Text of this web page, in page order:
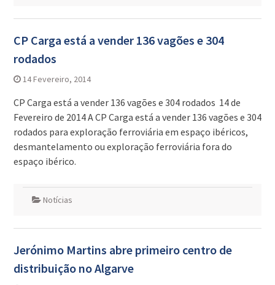
CP Carga está a vender 136 vagões e 304
rodados
14 Fevereiro, 2014
CP Carga está a vender 136 vagões e 304 rodados 14 de
Fevereiro de 2014 A CP Carga está a vender 136 vagões e 304
rodados para exploração ferroviária em espaço ibéricos,
desmantelamento ou exploração ferroviária fora do
espaço ibérico.
Notícias
Jerónimo Martins abre primeiro centro de
distribuição no Algarve